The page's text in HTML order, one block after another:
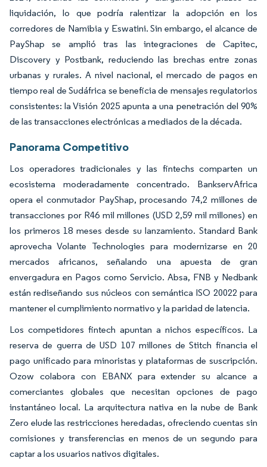
liquidación, lo que podría ralentizar la adopción en los
corredores de Namibia y Eswatini. Sin embargo, el alcance de
PayShap se amplió tras las integraciones de Capitec,
Discovery y Postbank, reduciendo las brechas entre zonas
urbanas y rurales. A nivel nacional, el mercado de pagos en
tiempo real de Sudáfrica se beneficia de mensajes regulatorios
consistentes: la Visión 2025 apunta a una penetración del 90%
de las transacciones electrónicas a mediados de la década.
Panorama Competitivo
Los operadores tradicionales y las fintechs comparten un
ecosistema moderadamente concentrado. BankservAfrica
opera el conmutador PayShap, procesando 74,2 millones de
transacciones por R46 mil millones (USD 2,59 mil millones) en
los primeros 18 meses desde su lanzamiento. Standard Bank
aprovecha Volante Technologies para modernizarse en 20
mercados africanos, señalando una apuesta de gran
envergadura en Pagos como Servicio. Absa, FNB y Nedbank
están rediseñando sus núcleos con semántica ISO 20022 para
mantener el cumplimiento normativo y la paridad de latencia.
Los competidores fintech apuntan a nichos específicos. La
reserva de guerra de USD 107 millones de Stitch financia el
pago unificado para minoristas y plataformas de suscripción.
Ozow colabora con EBANX para extender su alcance a
comerciantes globales que necesitan opciones de pago
instantáneo local. La arquitectura nativa en la nube de Bank
Zero elude las restricciones heredadas, ofreciendo cuentas sin
comisiones y transferencias en menos de un segundo para
captar a los usuarios nativos digitales.